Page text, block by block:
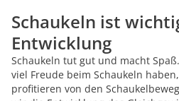
Schaukeln ist
Entwicklung
Schaukeln tut gut und macht
viel Freude beim Schaukeln
profitieren von den